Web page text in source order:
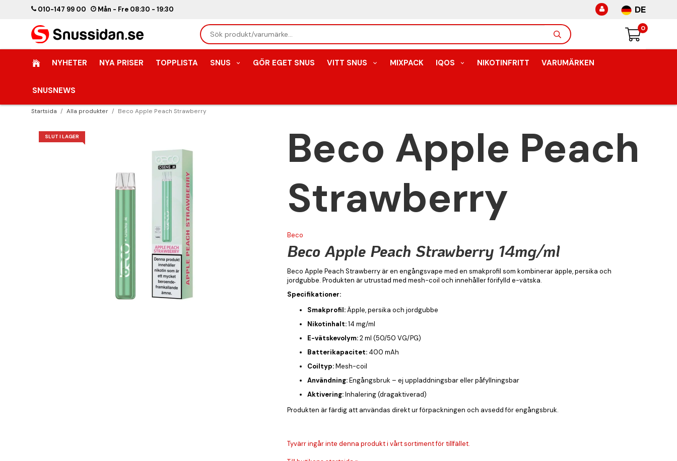
010-147 99 00 Mån - Fre 08:30 - 19:30 DE
0
NYHETER NYA PRISER TOPPLISTA SNUS GÖR EGET SNUS VITT SNUS MIXPACK IQOS NIKOTINFRITT VARUMÄRKEN
SNUSNEWS
Startsida / Alla produkter / Beco Apple Peach Strawberry
SLUT I LAGER
Beco Apple Peach
Strawberry
Beco
Beco Apple Peach Strawberry 14mg/ml
Beco Apple Peach Strawberry är en engångsvape med en smakprofil som kombinerar äpple, persika och
jordgubbe. Produkten är utrustad med mesh-coil och innehåller förifylld e-vätska.
Specifikationer:
Smakprofil:Äpple, persika och jordgubbe
Nikotinhalt:14 mg/ml
E-vätskevolym:2 ml (50/50 VG/PG)
Batterikapacitet: 400 mAh
Coiltyp:Mesh-coil
Användning:Engångsbruk – ej uppladdningsbar eller påfyllningsbar
Aktivering:Inhalering (dragaktiverad)
Produkten är färdig att användas direkt ur förpackningen och avsedd för engångsbruk.
Tyvärr ingår inte denna produkt i vårt sortiment för tillfället.